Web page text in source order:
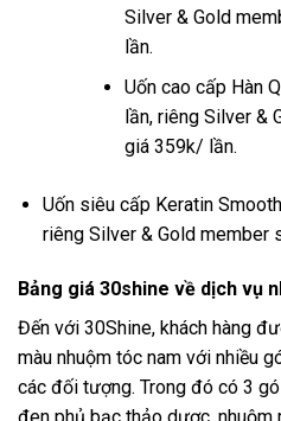
Silver & Gold
lần.
Uốn cao cấp Hàn
lần, riêng Silver &
giá 359k/ lần.
Uốn siêu cấp Keratin
riêng Silver & Gold member
Bảng giá 30shine về dịch vụ
Đến với 30Shine, khách hàng
màu nhuộm tóc nam với nhiều
các đối tượng. Trong đó có 3